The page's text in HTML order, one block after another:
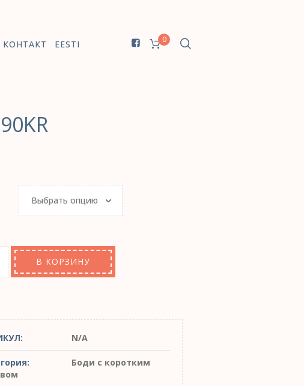
0
КОНТАКТ EESTI
В КОРЗИНУ
N/A
Боди с коротким